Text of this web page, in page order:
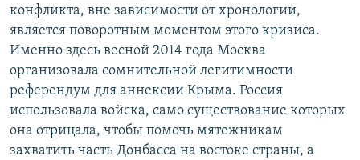
конфликта, вне зависимости от хронологии,
является поворотным моментом этого кризиса.
Именно здесь весной 2014 года Москва
организовала сомнительной легитимности
референдум для аннексии Крыма. Россия
использовала войска, само существование которых
она отрицала, чтобы помочь мятежникам
захватить часть Донбасса на востоке страны, а